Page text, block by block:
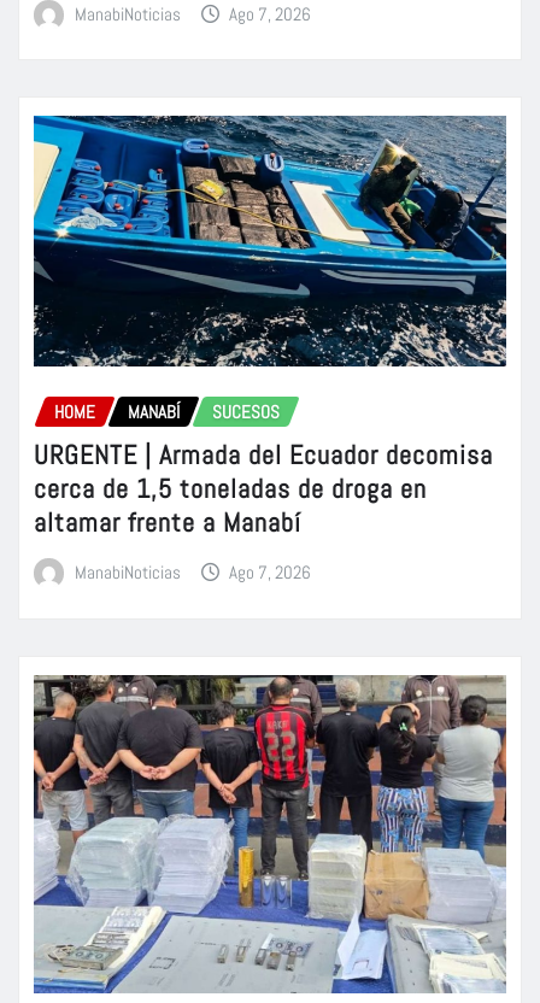
ManabiNoticias Ago 7, 2026
HOME MANABÍ SUCESOS
URGENTE | Armada del Ecuador decomisa
cerca de 1,5 toneladas de droga en
altamar frente a Manabí
ManabiNoticias Ago 7, 2026